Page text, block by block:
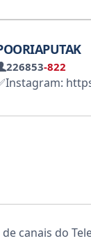
226853-822
https://instagram.com/braveputak ✅YouTube: https://youtube.com/c/pooriaputak
canais do